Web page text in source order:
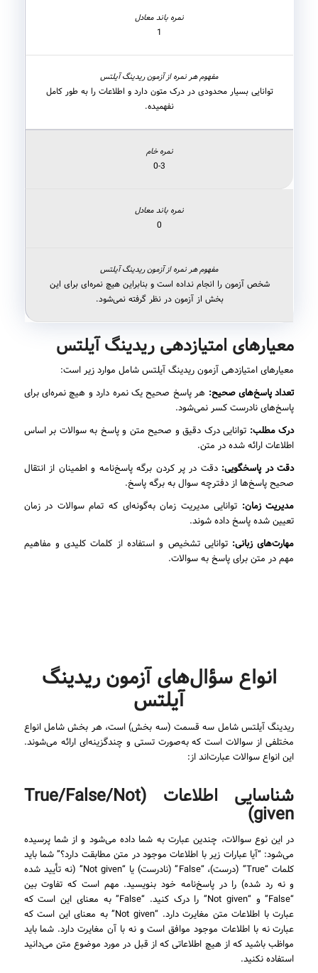
1
توانایی بسیار محدودی در درک متون دارد و اطلاعات را به طور کامل
نفهمیده.
0-3
0
شخص آزمون را انجام نداده است و بنابراین هیچ نمره‌ای برای این
بخش از آزمون در نظر گرفته نمی‌شود.
معیارهای امتیازدهی ریدینگ آیلتس
معیارهای امتیازدهی آزمون ریدینگ آیلتس شامل موارد زیر است:
تعداد پاسخ‌های صحیح: هر پاسخ صحیح یک نمره دارد و هیچ نمره‌ای برای
پاسخ‌های نادرست کسر نمی‌شود.
درک مطلب: توانایی درک دقیق و صحیح متن و پاسخ به سوالات بر اساس
اطلاعات ارائه شده در متن.
دقت در پاسخگویی: دقت در پر کردن برگه پاسخ‌نامه و اطمینان از انتقال
صحیح پاسخ‌ها از دفترچه سوال به برگه پاسخ.
مدیریت زمان: توانایی مدیریت زمان به‌گونه‌ای که تمام سوالات در زمان
تعیین شده پاسخ داده شوند.
مهارت‌های زبانی: توانایی تشخیص و استفاده از کلمات کلیدی و مفاهیم
مهم در متن برای پاسخ به سوالات.
انواع سؤال‌های آزمون ریدینگ
آیلتس
ریدینگ آیلتس شامل سه قسمت (سه بخش) است، هر بخش شامل انواع
مختلفی از سوالات است که به‌صورت تستی و چندگزینه‌ای ارائه می‌شوند.
این انواع سوالات عبارت‌اند از:
شناسایی اطلاعات (True/False/Not
given)
در این نوع سوالات، چندین عبارت به شما داده می‌شود و از شما پرسیده
می‌شود: “آیا عبارات زیر با اطلاعات موجود در متن مطابقت دارد؟” شما باید
کلمات “True” (درست)، “False” (نادرست) یا “Not given” (نه تأیید شده
و نه رد شده) را در پاسخ‌نامه خود بنویسید. مهم است که تفاوت بین
“False” و “Not given” را درک کنید. “False” به معنای این است که
عبارت با اطلاعات متن مغایرت دارد. “Not given” به معنای این است که
عبارت نه با اطلاعات موجود موافق است و نه با آن مغایرت دارد. شما باید
مواظب باشید که از هیچ اطلاعاتی که از قبل در مورد موضوع متن می‌دانید
استفاده نکنید.